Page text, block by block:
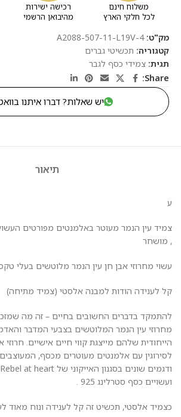
משלוח חינם
לכל חלקי הארץ
רכישה ישירות
מהיבואן הרשמי
מק"ט:A2088-507-11-L19V-4
קטגוריה: תכשיטי גברים
תגית: צמידי כסף לגבר
Share:
יש שאלות? דברו איתנו
תיאור
ע
, מושחר
עשוי מחרוזי אבן חן עין הנמר מלוטשים בעלי
קל לענידה הודות למבנה אלסטי (צמיד מתיחה)
להתמקד בדברים החשובים בחיים – זה מה
מחרוזי עין הנמר המלוטשים בצבעי המדבר
הייחודית שלהם מייצגת קווי חיים אישיים.
לסירוגין עם אלמנטים מעוטרים מכסף,
ועשויים כסף סטרלינג 925 .
כצמיד אלסטי, תכשיט זה קל לענידה ונוח מאוד